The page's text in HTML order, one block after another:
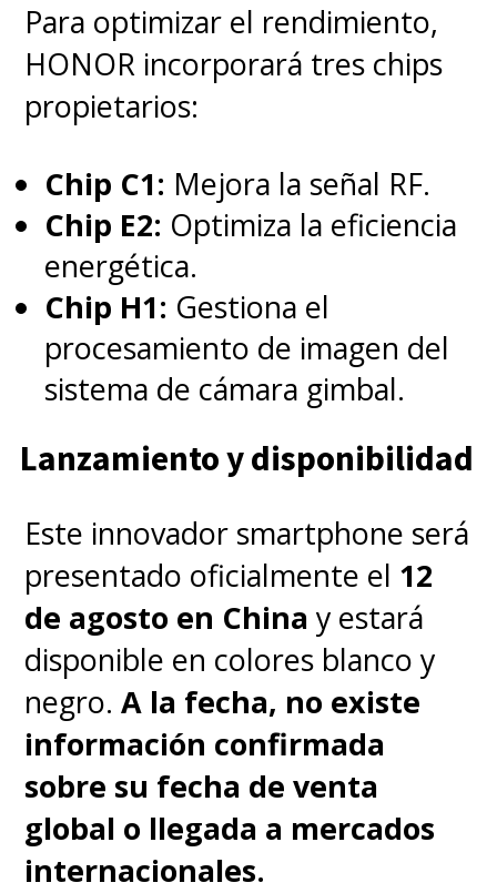
Para optimizar el rendimiento,
HONOR incorporará tres chips
propietarios:
Chip C1: Mejora la señal RF.
Chip E2: Optimiza la eficiencia
energética.
Chip H1: Gestiona el
procesamiento de imagen del
sistema de cámara gimbal.
Lanzamiento y disponibilidad
Este innovador smartphone será
presentado oficialmente el 12
de agosto en China y estará
disponible en colores blanco y
negro.A la fecha, no existe
información confirmada
sobre su fecha de venta
global o llegada a mercados
internacionales.